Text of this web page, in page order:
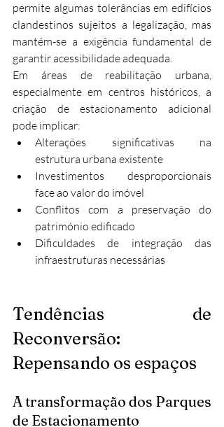
permite algumas tolerâncias em edifícios
clandestinos sujeitos a legalização, mas
mantém-se a exigência fundamental de
garantir acessibilidade adequada.
Em áreas de reabilitação urbana,
especialmente em centros históricos, a
criação de estacionamento adicional
pode implicar:
Alterações significativas na
estrutura urbana existente
Investimentos desproporcionais
face ao valor do imóvel
Conflitos com a preservação do
património edificado
Dificuldades de integração das
infraestruturas necessárias
Tendências de
Reconversão:
Repensando os espaços
A transformação dos Parques
de Estacionamento